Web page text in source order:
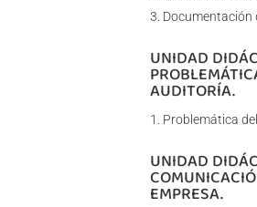
Documentación
UNIDAD
AUDITORÍA.
Problemática
UNIDAD
EMPRESA.